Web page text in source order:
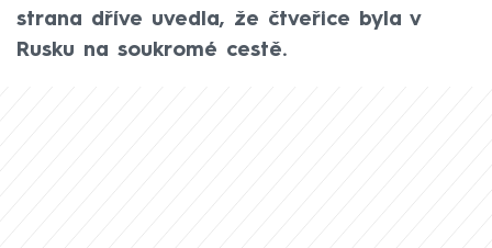
strana dříve uvedla, že čtveřice byla v
Rusku na soukromé cestě.